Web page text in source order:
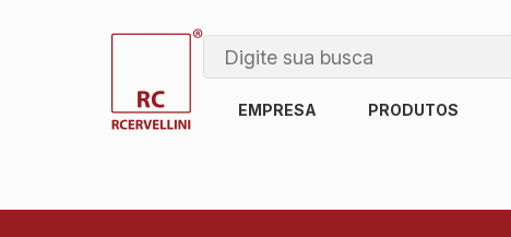
EMPRESA PRODUTOS